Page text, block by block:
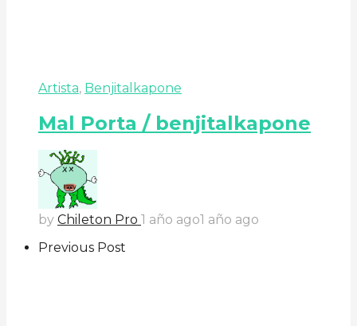
Artista, Benjitalkapone
Mal Porta / benjitalkapone
by Chileton Pro 1 año ago1 año ago
Previous Post